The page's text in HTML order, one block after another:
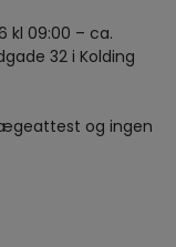
kl 09:00 – ca.
32 i Kolding
lægeattest og ingen